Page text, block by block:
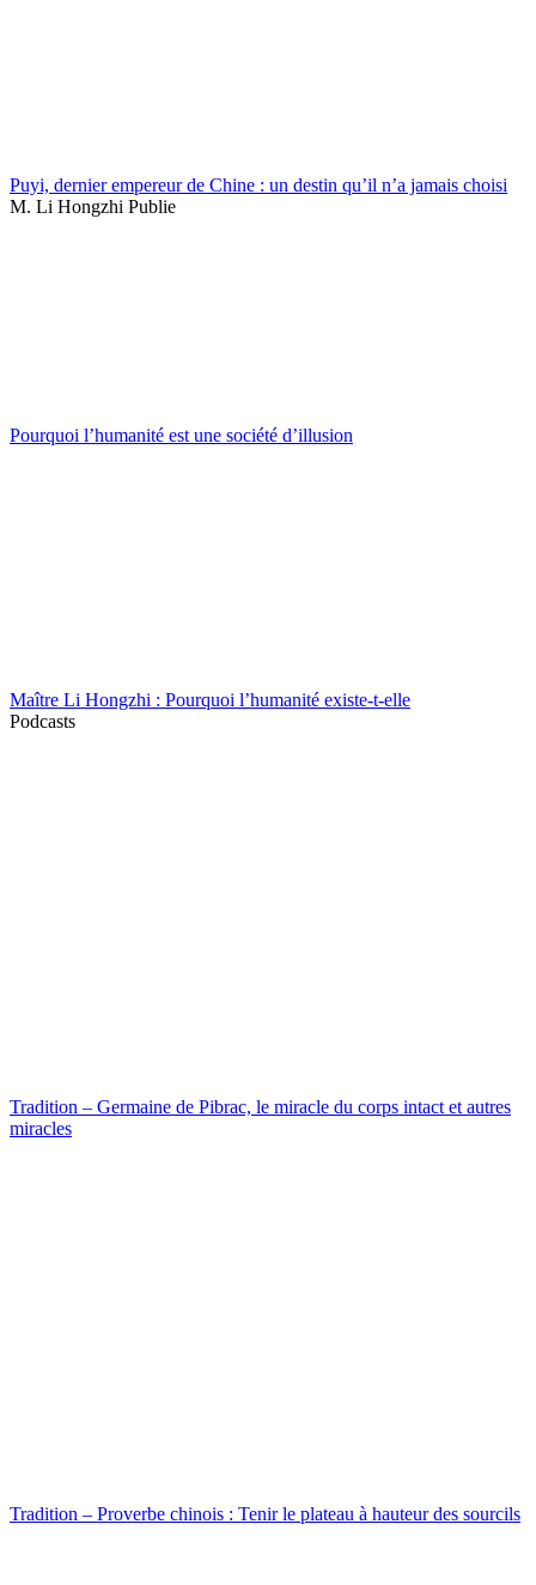
Puyi, dernier empereur de Chine : un destin qu’il n’a jamais choisi
M. Li Hongzhi Publie
Pourquoi l’humanité est une société d’illusion
Maître Li Hongzhi : Pourquoi l’humanité existe-t-elle
Podcasts
Tradition – Germaine de Pibrac, le miracle du corps intact et autres
miracles
Tradition – Proverbe chinois : Tenir le plateau à hauteur des sourcils